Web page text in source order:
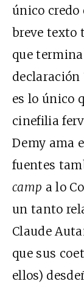
único credo
breve texto
que
declaración
es lo único
cinefilia
Demy ama
fuentes
camp a lo
un tanto
Claude
que sus
ellos)